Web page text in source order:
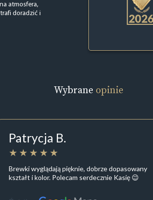
atmosfera,
doradzić i
Wybrane opinie
Patrycja B.
Brewki wyglądają pięknie, dobrze dopasowany
kształt i kolor. Polecam serdecznie Kasię 😉